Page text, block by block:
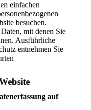
einfachen
besuchen.
mit denen Sie
Ausführliche
entnehmen Sie
auf